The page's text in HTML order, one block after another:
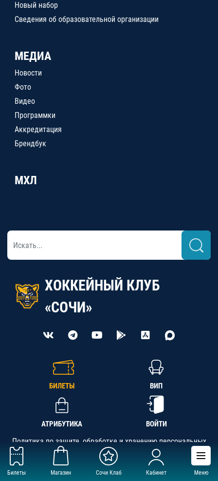
Билеты Магазин Сочи Клаб Кабинет Меню
Новый набор
Сведения об образовательной организации
МЕДИА
Новости
Фото
Видео
Программки
Аккредитация
Брендбук
МХЛ
ХОККЕЙНЫЙ КЛУБ
«СОЧИ»
БИЛЕТЫ ВИП
АТРИБУТИКА ВОЙТИ
Политика по защите, обработке и хранению персональных
данных
АНО «СК «Кубань-Регион», ОГРН 1142300002349,